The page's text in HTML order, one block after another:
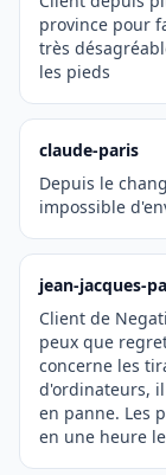
province pour
très
les pieds
claude-paris
Depuis le
impossible
jean-jacques-
Client de
peux que
concerne les
d'ordinateurs,
en panne. Les
en une heure